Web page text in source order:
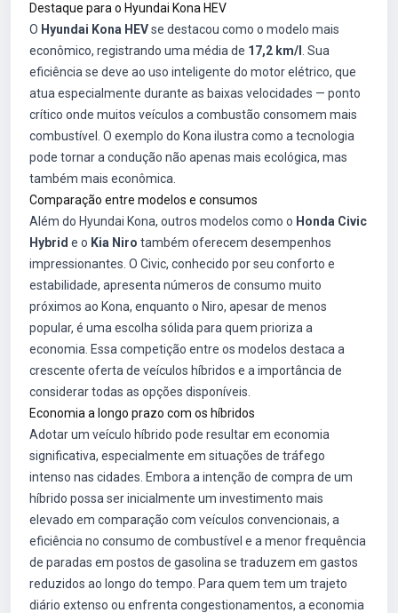
Destaque para o Hyundai Kona HEV
O Hyundai Kona HEVse destacou como o modelo mais
econômico, registrando uma média de 17,2 km/l
. Sua
eficiência se deve ao uso inteligente do motor elétrico, que
atua especialmente durante as baixas velocidades — ponto
crítico onde muitos veículos a combustão consomem mais
combustível. O exemplo do Kona ilustra como a tecnologia
pode tornar a condução não apenas mais ecológica, mas
também mais econômica.
Comparação entre modelos e consumos
Além do Hyundai Kona, outros modelos como o Honda Civic
Hybrid e o Kia Niro também oferecem desempenhos
impressionantes. O Civic, conhecido por seu conforto e
estabilidade, apresenta números de consumo muito
próximos ao Kona, enquanto o Niro, apesar de menos
popular, é uma escolha sólida para quem prioriza a
economia. Essa competição entre os modelos destaca a
crescente oferta de veículos híbridos e a importância de
considerar todas as opções disponíveis.
Economia a longo prazo com os híbridos
Adotar um veículo híbrido pode resultar em economia
significativa, especialmente em situações de tráfego
intenso nas cidades. Embora a intenção de compra de um
híbrido possa ser inicialmente um investimento mais
elevado em comparação com veículos convencionais, a
eficiência no consumo de combustível e a menor frequência
de paradas em postos de gasolina se traduzem em gastos
reduzidos ao longo do tempo. Para quem tem um trajeto
diário extenso ou enfrenta congestionamentos, a economia